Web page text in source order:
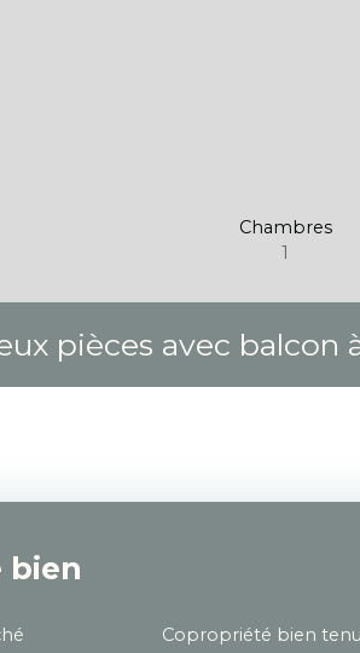
Chambres
1
pièces avec balcon
bien
Copropriété bien